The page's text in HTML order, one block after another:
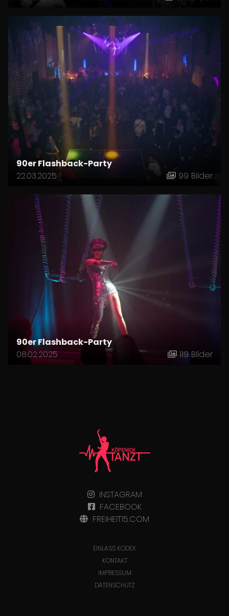
90er Flashback-Party
22.03.2025
99 Bilder
90er Flashback-Party
08.02.2025
119 Bilder
INSTAGRAM
FACEBOOK
FREIHEIT15.COM
EINLASS KODEX
KONTAKT
IMPRESSUM
DATENSCHUTZ